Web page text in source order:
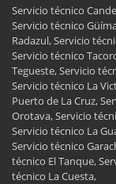
Servicio técnico
Servicio técnico
Radazul, Servicio
Servicio técnico
Tegueste, Servicio
Servicio técnico La
Puerto de La Cruz,
Orotava, Servicio
Servicio técnico La
Servicio técnico
técnico El Tanque,
técnico La Cuesta,